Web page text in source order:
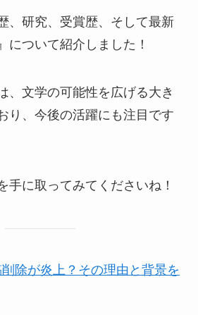
、研究、受賞歴、そして最新
について紹介しました！
、文学の可能性を広げる大き
り、今後の活躍にも注目です
手に取ってみてくださいね！
除が炎上？その理由と背景を